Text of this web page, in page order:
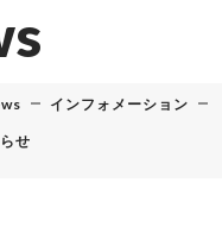
s
インフォメーション
せ